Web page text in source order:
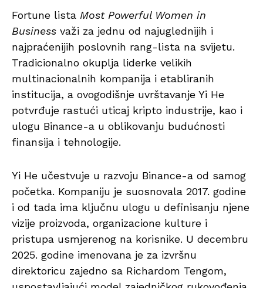
Fortune lista Most Powerful Women in
Business važi za jednu od najuglednijih i
najpraćenijih poslovnih rang-lista na svijetu.
Tradicionalno okuplja liderke velikih
multinacionalnih kompanija i etabliranih
institucija, a ovogodišnje uvrštavanje Yi He
potvrđuje rastući uticaj kripto industrije, kao i
ulogu Binance-a u oblikovanju budućnosti
finansija i tehnologije.
Yi He učestvuje u razvoju Binance-a od samog
početka. Kompaniju je suosnovala 2017. godine
i od tada ima ključnu ulogu u definisanju njene
vizije proizvoda, organizacione kulture i
pristupa usmjerenog na korisnike. U decembru
2025. godine imenovana je za izvršnu
direktoricu zajedno sa Richardom Tengom,